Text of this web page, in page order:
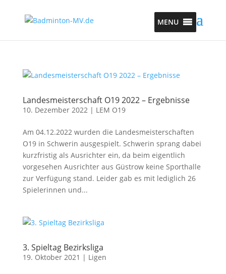
MENU
Landesmeisterschaft O19 2022 – Ergebnisse
10. Dezember 2022| LEM O19
Am 04.12.2022 wurden die Landesmeisterschaften
O19 in Schwerin ausgespielt. Schwerin sprang dabei
kurzfristig als Ausrichter ein, da beim eigentlich
vorgesehen Ausrichter aus Güstrow keine Sporthalle
zur Verfügung stand. Leider gab es mit lediglich 26
Spielerinnen und...
3. Spieltag Bezirksliga
19. Oktober 2021 | Ligen